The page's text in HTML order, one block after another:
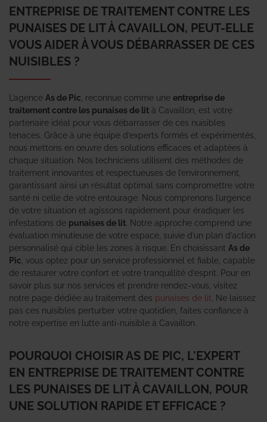
ENTREPRISE DE TRAITEMENT CONTRE LES
PUNAISES DE LIT À CAVAILLON, PEUT-ELLE
VOUS AIDER À VOUS DÉBARRASSER DE CES
NUISIBLES ?
L’agence As de Pic , reconnue comme une entreprise de
traitement contre les punaises de lit à Cavaillon, est votre
partenaire idéal pour vous débarrasser de ces nuisibles
tenaces. Grâce à une équipe d’experts formés et expérimentés,
nous mettons en œuvre des solutions efficaces et adaptées à
chaque situation. Nos techniciens utilisent des méthodes de
traitement innovantes et respectueuses de l’environnement,
garantissant ainsi un résultat optimal sans compromettre votre
santé ni celle de votre entourage. Nous comprenons l’urgence
de votre situation et agissons rapidement pour éradiquer les
infestations de punaises de lit . Notre approche comprend une
évaluation minutieuse de votre espace, suivie d’un plan d’action
personnalisé qui cible les zones à risque. En choisissant As de
Pic , vous optez pour un service professionnel et fiable, capable
de restaurer votre confort et votre tranquillité d’esprit. Pour en
savoir plus sur nos services et prendre rendez-vous, visitez
notre page dédiée au traitement des punaises de lit . Ne laissez
pas ces nuisibles perturber votre quotidien, faites confiance à
notre expertise en lutte anti-nuisible à Cavaillon.
POURQUOI CHOISIR AS DE PIC, L'EXPERT
EN ENTREPRISE DE TRAITEMENT CONTRE
LES PUNAISES DE LIT À CAVAILLON, POUR
UNE SOLUTION RAPIDE ET EFFICACE ?